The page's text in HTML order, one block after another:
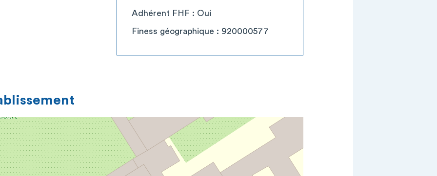
Adhérent FHF : Oui
Finess géographique : 920000577